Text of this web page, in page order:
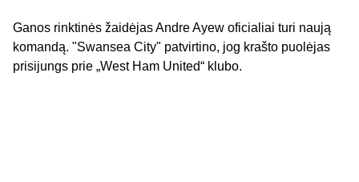
Ganos rinktinės žaidėjas Andre Ayew oficialiai turi naują
komandą. "Swansea City" patvirtino, jog krašto puolėjas
prisijungs prie „West Ham United“ klubo.